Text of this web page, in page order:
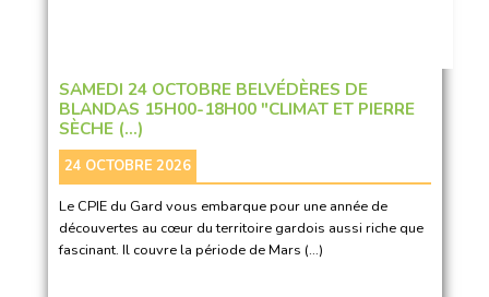
SAMEDI 24 OCTOBRE BELVÉDÈRES DE
BLANDAS 15H00-18H00 "CLIMAT ET PIERRE
SÈCHE (…)
24 OCTOBRE 2026
Le CPIE du Gard vous embarque pour une année de
découvertes au cœur du territoire gardois aussi riche que
fascinant. Il couvre la période de Mars (…)